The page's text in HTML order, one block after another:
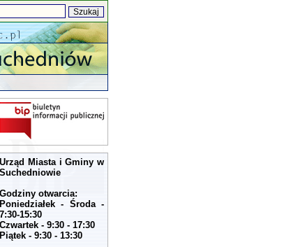
Urząd Miasta i Gminy w
Suchedniowie
Godziny otwarcia:
Poniedziałek - Środa -
7:30-15:30
Czwartek - 9:30 - 17:30
Piątek - 9:30 - 13:30